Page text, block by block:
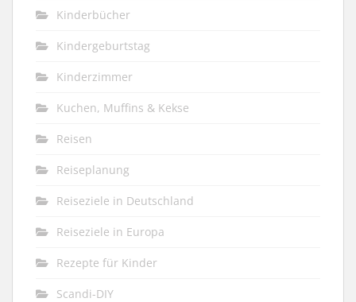
Kinderbücher
Kindergeburtstag
Kinderzimmer
Kuchen, Muffins & Kekse
Reisen
Reiseplanung
Reiseziele in Deutschland
Reiseziele in Europa
Rezepte für Kinder
Scandi-DIY